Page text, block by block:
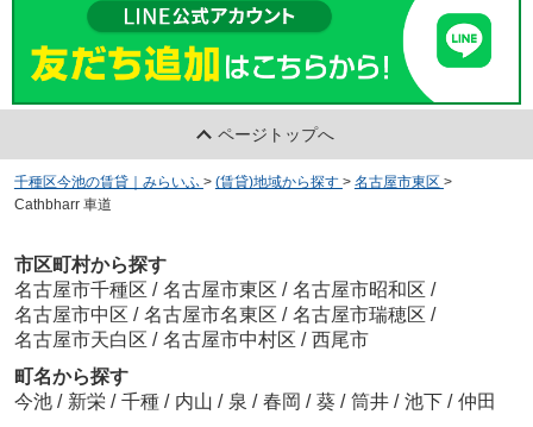
ページトップへ
千種区今池の賃貸｜みらいふ > (賃貸)地域から探す > 名古屋市東区 >
Cathbharr 車道
市区町村から探す
名古屋市千種区 / 名古屋市東区 / 名古屋市昭和区 /
名古屋市中区 / 名古屋市名東区 / 名古屋市瑞穂区 /
名古屋市天白区 / 名古屋市中村区 / 西尾市
町名から探す
今池 / 新栄 / 千種 / 内山 / 泉 / 春岡 / 葵 / 筒井 / 池下 / 仲田